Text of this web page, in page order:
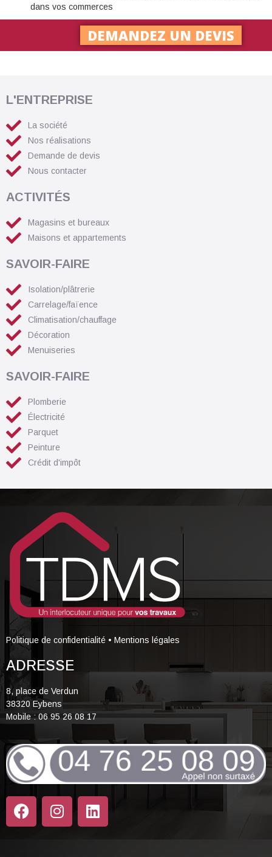
dans vos commerces
DEMANDEZ UN DEVIS
L'ENTREPRISE
La société
Nos réalisations
Demande de devis
Nous contacter
ACTIVITÉS
Magasins et bureaux
Maisons et appartements
SAVOIR-FAIRE
Isolation/plâtrerie
Carrelage/faïence
Climatisation/chauffage
Décoration
Menuiseries
SAVOIR-FAIRE
Plomberie
Électricité
Parquet
Peinture
Crédit d'impôt
Politique de confidentialité • Mentions légales
ADRESSE
8, place de Verdun
38320 Eybens
Mobile : 06 95 26 08 17